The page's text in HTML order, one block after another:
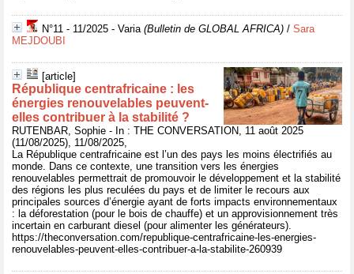
N°11 - 11/2025 - Varia(Bulletin de GLOBAL AFRICA) / Sara
MEJDOUBI
[article]
République centrafricaine : les
énergies renouvelables peuvent-
elles contribuer à la stabilité ?
RUTENBAR, Sophie - In : THE CONVERSATION, 11 août 2025
(11/08/2025), 11/08/2025,
La République centrafricaine est l’un des pays les moins électrifiés au
monde. Dans ce contexte, une transition vers les énergies
renouvelables permettrait de promouvoir le développement et la stabilité
des régions les plus reculées du pays et de limiter le recours aux
principales sources d’énergie ayant de forts impacts environnementaux
: la déforestation (pour le bois de chauffe) et un approvisionnement très
incertain en carburant diesel (pour alimenter les générateurs).
https://theconversation.com/republique-centrafricaine-les-energies-
renouvelables-peuvent-elles-contribuer-a-la-stabilite-260939